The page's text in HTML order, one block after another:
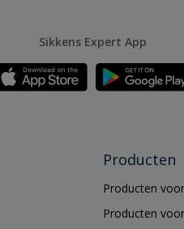
Sikkens Expert App
Producten
Producten
Producten